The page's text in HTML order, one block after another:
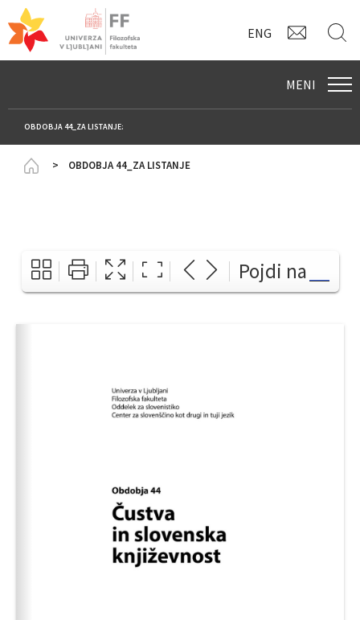
ENG
MENI
OBDOBJA 44_ZA LISTANJE:
HomepageOBDOBJA 44_ZA LISTANJE
Pojdi na